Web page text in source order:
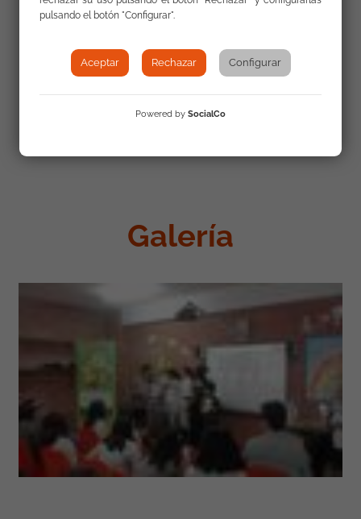
Galería
pulsando el botón "Configurar".
Aceptar Rechazar Configurar
Powered by SocialCo